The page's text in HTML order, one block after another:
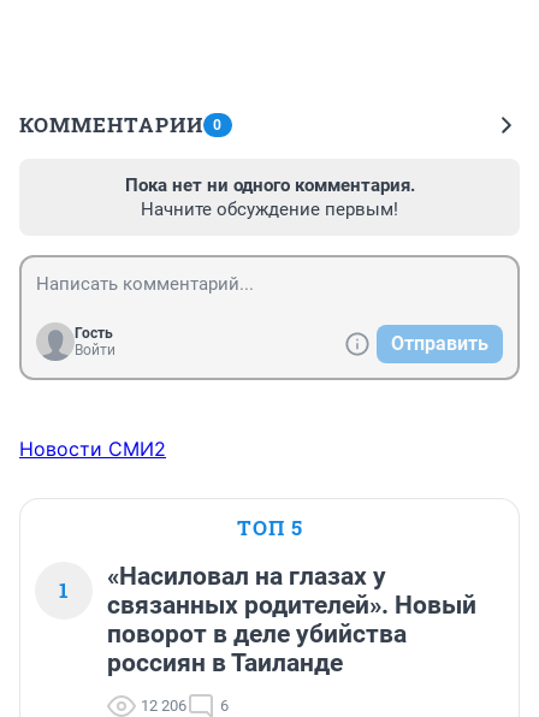
КОММЕНТАРИИ 0
Пока нет ни одного комментария.
Начните обсуждение первым!
Гость
Войти
Отправить
Новости СМИ2
ТОП 5
1
«Насиловал на глазах у
связанных родителей». Новый
поворот в деле убийства
россиян в Таиланде
12 206 6